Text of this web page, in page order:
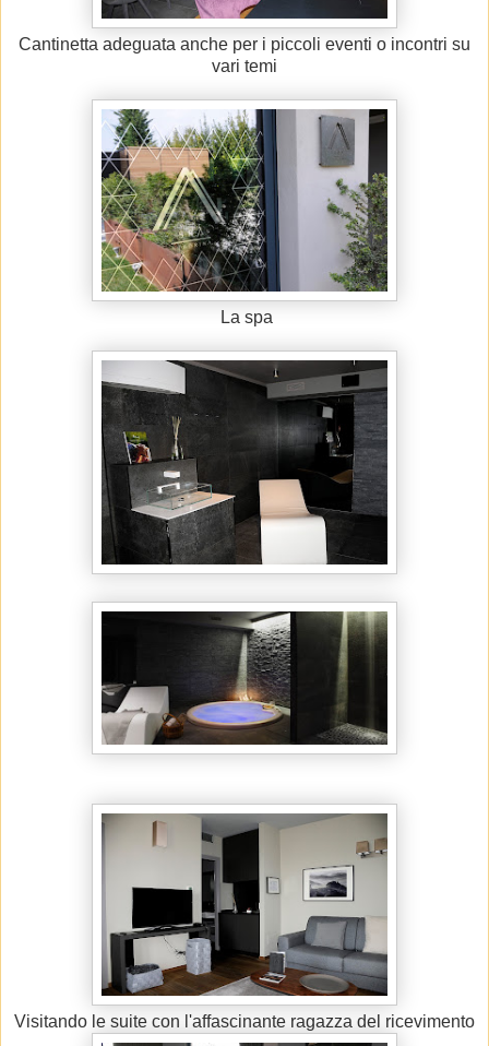
Cantinetta adeguata anche per i piccoli eventi o incontri su
vari temi
La spa
Visitando le suite con l'affascinante ragazza del ricevimento